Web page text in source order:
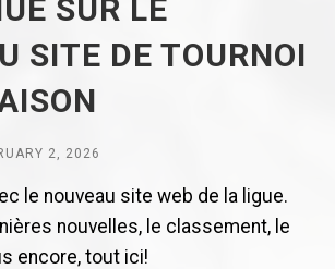
SUR LE
SITE DE TOURNOI
2, 2026
le nouveau site web de la ligue.
nouvelles, le classement, le
encore, tout ici!